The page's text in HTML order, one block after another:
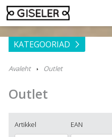
KATEGOORIAD
Avaleht Outlet
Outlet
Artikkel EAN